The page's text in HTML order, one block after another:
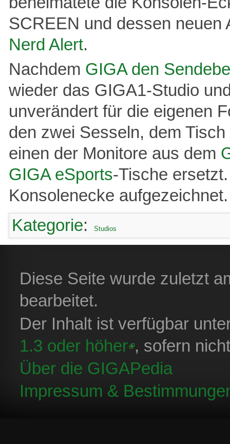
SCREEN und dessen neuen
Nerd Alert.
Nachdem GIGA den
wieder das GIGA1-Studio
unverändert für die eigenen
den zwei Sesseln, dem
einen der Monitore aus dem
GIGA eSports-Tische
Konsolenecke aufgezeichnet.
Kategorie: Studios
Diese Seite wurde zuletzt
bearbeitet.
Der Inhalt ist verfügbar
1.3 oder höher , sofern
Über die GIGAPedia
Impressum &